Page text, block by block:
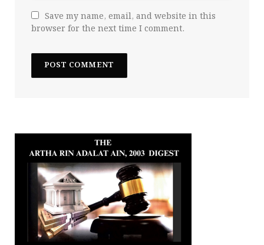
Save my name, email, and website in this
browser for the next time I comment.